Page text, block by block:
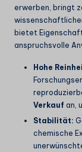
erwerben, bringt
bietet
anspruchsvolle
Hohe
Verkauf an,
Stabilität:
chemische